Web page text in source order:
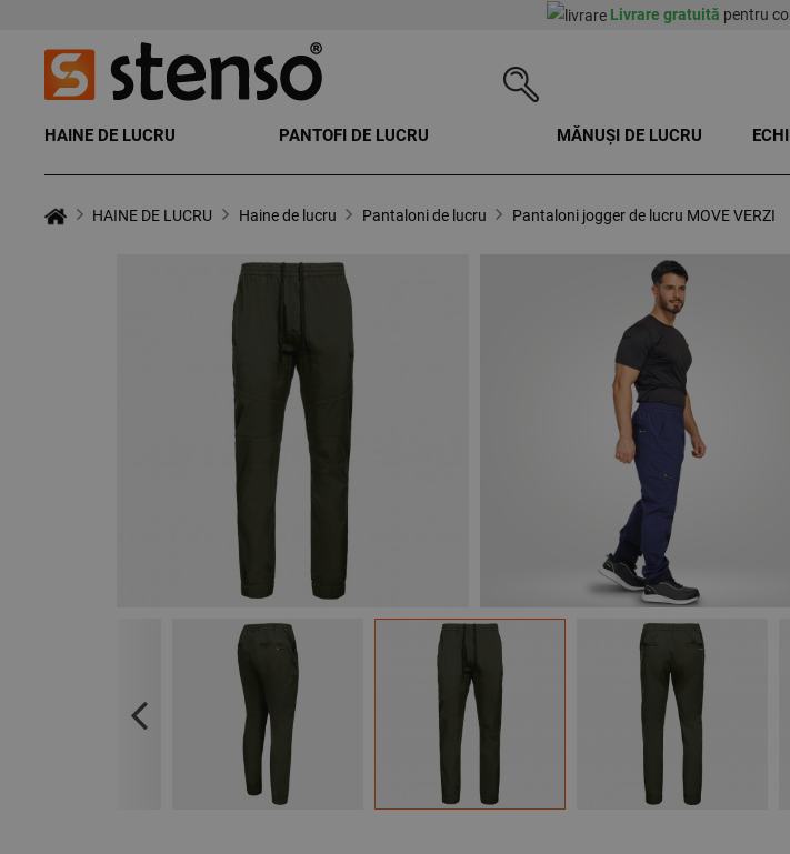
Livrare gratuită pentru
HAINE DE LUCRU PANTOFI DE LUCRU MĂNUȘI DE LUCRU
HAINE DE LUCRU Haine de lucru Pantaloni de lucru Pantaloni jogger de lucru MOVE VERZI
Previous